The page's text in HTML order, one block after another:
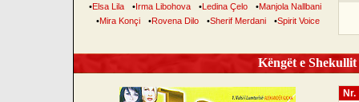
•Elsa Lila •Irma Libohova •Ledina Çelo •Manjola Nallbani
•Mira Konçi •Rovena Dilo •Sherif Merdani •Spirit Voice
Këngët e
Nr.